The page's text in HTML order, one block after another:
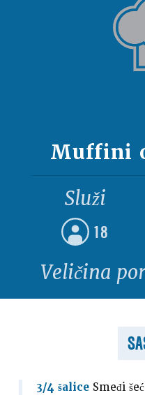
Muffini
Služi
18
Veličina
3/4 šalice Smeđi